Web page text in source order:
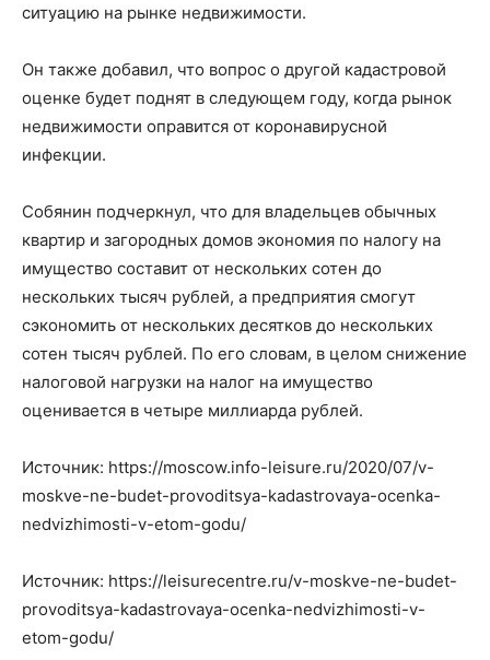
ситуацию на рынке недвижимости.
Он также добавил, что вопрос о другой кадастровой
оценке будет поднят в следующем году, когда рынок
недвижимости оправится от коронавирусной
инфекции.
Собянин подчеркнул, что для владельцев обычных
квартир и загородных домов экономия по налогу на
имущество составит от нескольких сотен до
нескольких тысяч рублей, а предприятия смогут
сэкономить от нескольких десятков до нескольких
сотен тысяч рублей. По его словам, в целом снижение
налоговой нагрузки на налог на имущество
оценивается в четыре миллиарда рублей.
Источник: https://moscow.info-leisure.ru/2020/07/v-
moskve-ne-budet-provoditsya-kadastrovaya-ocenka-
nedvizhimosti-v-etom-godu/
Источник: https://leisurecentre.ru/v-moskve-ne-budet-
provoditsya-kadastrovaya-ocenka-nedvizhimosti-v-
etom-godu/